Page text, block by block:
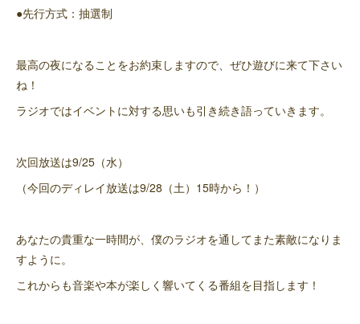
●先行方式：抽選制
最高の夜になることをお約束しますので、ぜひ遊びに来て下さい
ね！
ラジオではイベントに対する思いも引き続き語っていきます。
次回放送は9/25（水）
（今回のディレイ放送は9/28（土）15時から！）
あなたの貴重な一時間が、僕のラジオを通してまた素敵になりま
すように。
これからも音楽や本が楽しく響いてくる番組を目指します！